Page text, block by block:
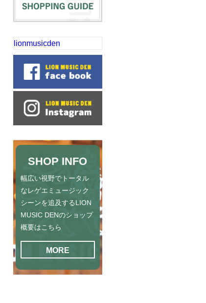
lionmusicden
SHOP INFO
幅広い視野でトータル
なレゲエミュージック
シーンを追及するLION
MUSIC DENのショップ
概要はこちら
MORE